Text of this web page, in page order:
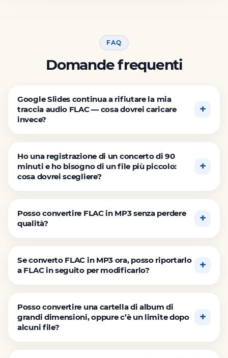
FAQ
Domande frequenti
Google Slides continua a rifiutare la mia
traccia audio FLAC — cosa dovrei caricare
invece?
Ho una registrazione di un concerto di 90
minuti e ho bisogno di un file più piccolo:
cosa dovrei scegliere?
Posso convertire FLAC in MP3 senza perdere
qualità?
Se converto FLAC in MP3 ora, posso riportarlo
a FLAC in seguito per modificarlo?
Posso convertire una cartella di album di
grandi dimensioni, oppure c’è un limite dopo
alcuni file?